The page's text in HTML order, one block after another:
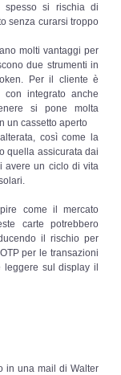
si rischia di
senza curarsi troppo
molti vantaggi per
due strumenti in
Per il cliente è
con integrato anche
si pone molta
un cassetto aperto
così come la
quella assicurata dai
avere un ciclo di vita
come il mercato
carte potrebbero
il rischio per
per le transazioni
leggere sul display il
in una mail di Walter